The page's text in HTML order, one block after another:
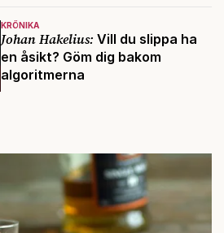
KRÖNIKA
Johan Hakelius: Vill du slippa ha
en åsikt? Göm dig bakom
algoritmerna